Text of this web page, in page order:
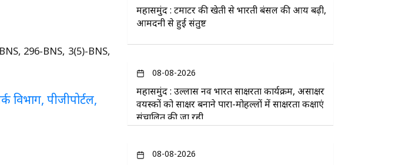
296-BNS, 3(5)-BNS,
विभाग, पीजीपोर्टल,
महासमुंद : टमाटर की खेती से भारती बंसल की आय बढ़ी,
आमदनी से हुई संतुष्ट
08-08-2026
महासमुंद : उल्लास नव भारत साक्षरता कार्यक्रम, असाक्षर
वयस्कों को साक्षर बनाने पारा-मोहल्लों में साक्षरता कक्षाएं
संचालित की जा रही
08-08-2026